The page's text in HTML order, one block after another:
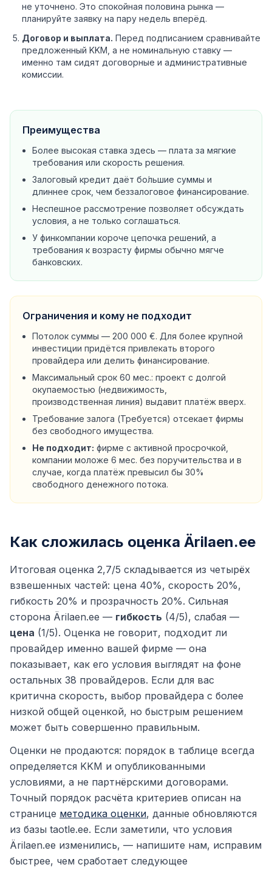
не уточнено. Это спокойная половина рынка —
планируйте заявку на пару недель вперёд.
Договор и выплата. Перед подписанием сравнивайте
предложенный KKM, а не номинальную ставку —
именно там сидят договорные и административные
комиссии.
Преимущества
Более высокая ставка здесь — плата за мягкие
требования или скорость решения.
Залоговый кредит даёт бо́льшие суммы и
длиннее срок, чем беззалоговое финансирование.
Неспешное рассмотрение позволяет обсуждать
условия, а не только соглашаться.
У финкомпании короче цепочка решений, а
требования к возрасту фирмы обычно мягче
банковских.
Ограничения и кому не подходит
Потолок суммы — 200 000 €. Для более крупной
инвестиции придётся привлекать второго
провайдера или делить финансирование.
Максимальный срок 60 мес.: проект с долгой
окупаемостью (недвижимость,
производственная линия) выдавит платёж вверх.
Требование залога (Требуется) отсекает фирмы
без свободного имущества.
Не подходит: фирме с активной просрочкой,
компании моложе 6 мес. без поручительства и в
случае, когда платёж превысил бы 30%
свободного денежного потока.
Как сложилась оценка Ärilaen.ee
Итоговая оценка 2,7/5 складывается из четырёх
взвешенных частей: цена 40%, скорость 20%,
гибкость 20% и прозрачность 20%. Сильная
сторона Ärilaen.ee — гибкость (4/5), слабая —
цена (1/5). Оценка не говорит, подходит ли
провайдер именно вашей фирме — она
показывает, как его условия выглядят на фоне
остальных 38 провайдеров. Если для вас
критична скорость, выбор провайдера с более
низкой общей оценкой, но быстрым решением
может быть совершенно правильным.
Оценки не продаются: порядок в таблице всегда
определяется KKM и опубликованными
условиями, а не партнёрскими договорами.
Точный порядок расчёта критериев описан на
странице методика оценки, данные обновляются
из базы taotle.ee. Если заметили, что условия
Ärilaen.ee изменились, — напишите нам, исправим
быстрее, чем сработает следующее